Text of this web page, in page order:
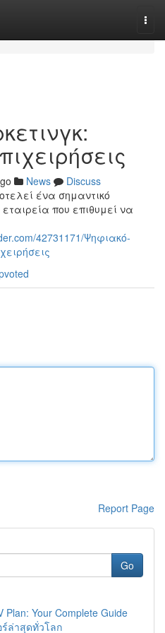
News
Discuss
ένα σημαντικό
που επιθυμεί να
42731171/Ψηφιακό-
Report Page
Go
Plan: Your Complete Guide
ล่าสุดทั่วโลก